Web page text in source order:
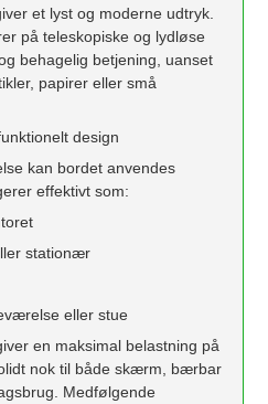
et lyst og moderne udtryk.
på teleskopiske og lydløse
behagelig betjening, uanset
papirer eller små
design
kan bordet anvendes
effektivt som:
stationær
eller stue
en maksimal belastning på
nok til både skærm, bærbar
Medfølgende